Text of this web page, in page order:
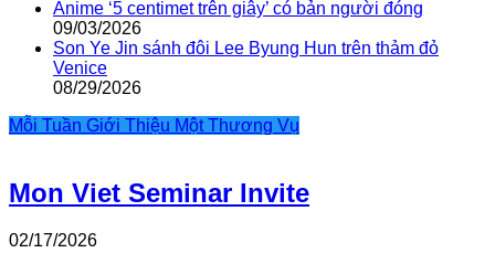
Anime ‘5 centimet trên giây’ có bản người đóng
09/03/2026
Son Ye Jin sánh đôi Lee Byung Hun trên thảm đỏ
Venice
08/29/2026
Mỗi Tuần Giới Thiệu Một Thương Vụ
Mon Viet Seminar Invite
02/17/2026